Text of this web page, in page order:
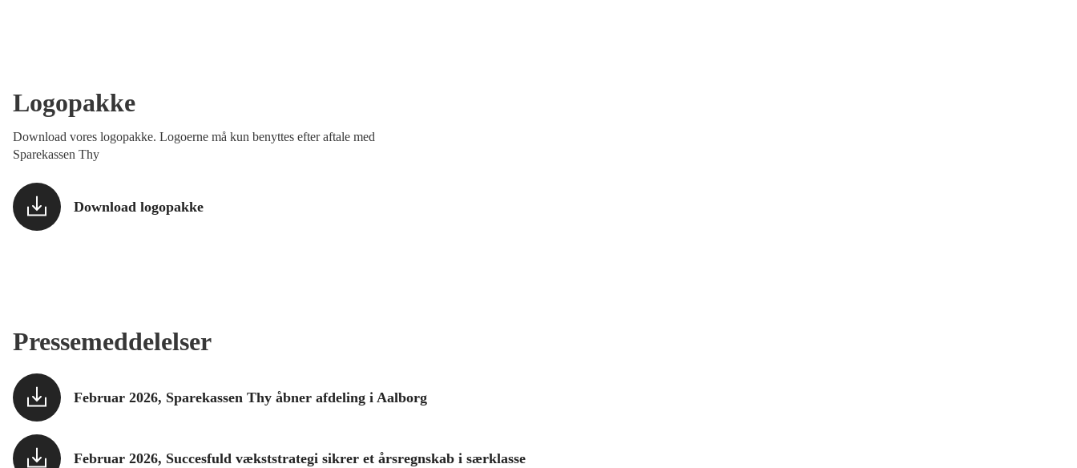
Logopakke
Download vores logopakke. Logoerne må kun benyttes efter aftale med
Sparekassen Thy
Download logopakke
Pressemeddelelser
Februar 2026, Sparekassen Thy åbner afdeling i Aalborg
Februar 2026, Succesfuld vækststrategi sikrer et årsregnskab i særklasse